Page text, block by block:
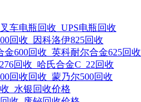
车电瓶回收_UPS电瓶回收
回收_因科洛伊825回收
600回收_英科耐尔合金625回收
回收_哈氏合金C_22回收
回收回收_蒙乃尔500回收
_水银回收价格